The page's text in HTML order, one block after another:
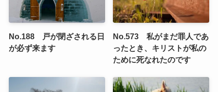
No.188 戸が閉ざされる日
が必ず来ます
No.573 私がまだ罪人であ
ったとき、キリストが私の
ために死なれたのです